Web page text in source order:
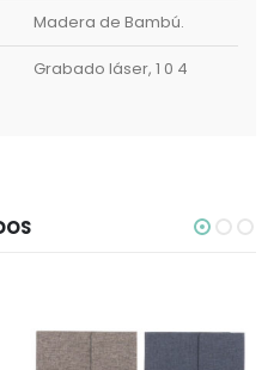
Madera de Bambú.
Grabado láser, 1 0 4